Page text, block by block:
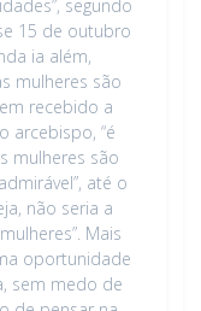
segundo
15 de outubro
ia além,
mulheres são
recebido a
arcebispo, “é
mulheres são
até o
não seria a
Mais
oportunidade
sem medo de